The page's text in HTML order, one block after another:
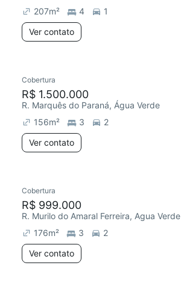
207m² 4
1
Ver contato
Redecorar
Cobertura
R$ 1.500.000
R. Marquês do Paraná, Água Verde
156m² 3
2
Ver contato
Cobertura
R$ 999.000
R. Murilo do Amaral Ferreira, Agua Verde
176m² 3
2
Ver contato